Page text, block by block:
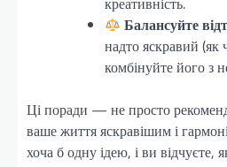
Балансуйте
надто яскравий
комбінуйте його з
Ці поради — не просто
ваше життя яскравішим і
хоча б одну ідею, і ви відчуєте,